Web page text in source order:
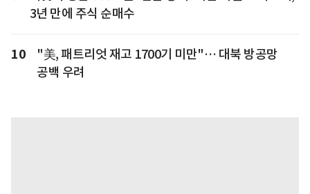
3년 만에 주식 순매수
10
"美, 패트리엇 재고 1700기 미만"… 대북 방공망
공백 우려